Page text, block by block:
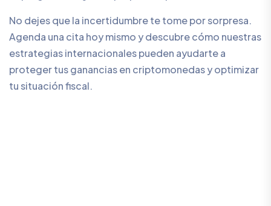
No dejes que la incertidumbre te tome por sorpresa.
Agenda una cita hoy mismo y descubre cómo nuestras
estrategias internacionales pueden ayudarte a
proteger tus ganancias en criptomonedas y optimizar
tu situación fiscal.